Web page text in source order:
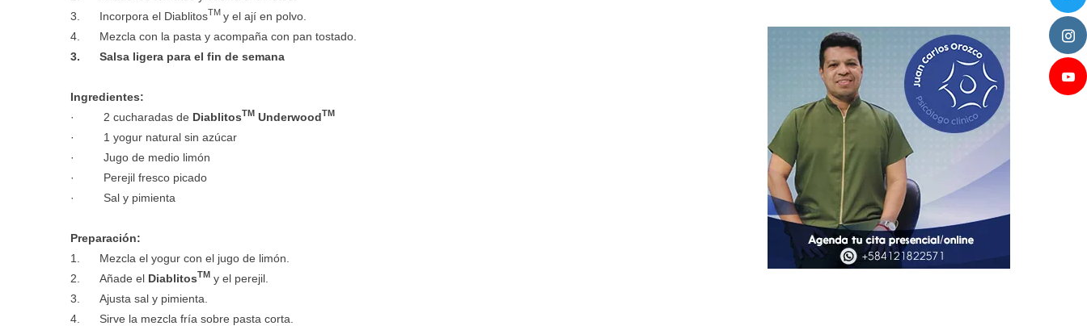
3. Incorpora el DiablitosTM y el ají en polvo.
4. Mezcla con la pasta y acompaña con pan tostado.
3. Salsa ligera para el fin de semana
Ingredientes:
· 2 cucharadas de DiablitosTM UnderwoodTM
· 1 yogur natural sin azúcar
· Jugo de medio limón
· Perejil fresco picado
· Sal y pimienta
Preparación:
1. Mezcla el yogur con el jugo de limón.
2. Añade el DiablitosTM y el perejil.
3. Ajusta sal y pimienta.
4. Sirve la mezcla fría sobre pasta corta.